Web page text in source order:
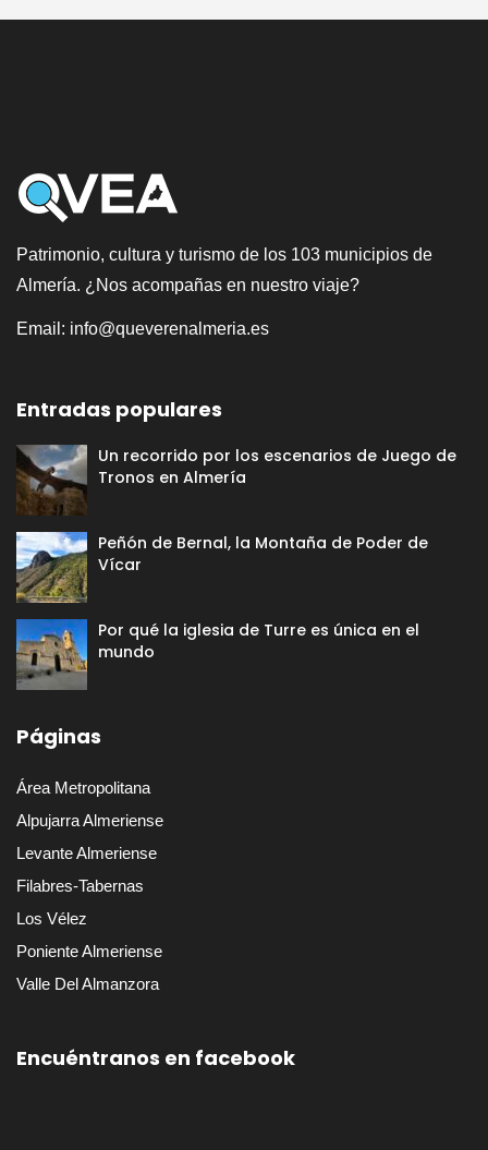
Patrimonio, cultura y turismo de los 103 municipios de
Almería. ¿Nos acompañas en nuestro viaje?
Email: info@queverenalmeria.es
Entradas populares
Un recorrido por los escenarios de Juego de
Tronos en Almería
Peñón de Bernal, la Montaña de Poder de
Vícar
Por qué la iglesia de Turre es única en el
mundo
Páginas
Área Metropolitana
Alpujarra Almeriense
Levante Almeriense
Filabres-Tabernas
Los Vélez
Poniente Almeriense
Valle Del Almanzora
Encuéntranos en facebook